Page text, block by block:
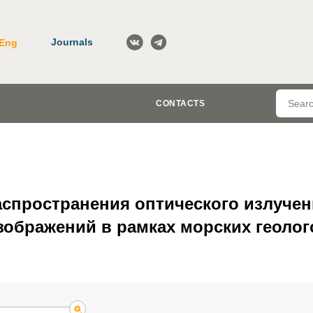
Journals
CONTACTS
оптического
в рамках морских